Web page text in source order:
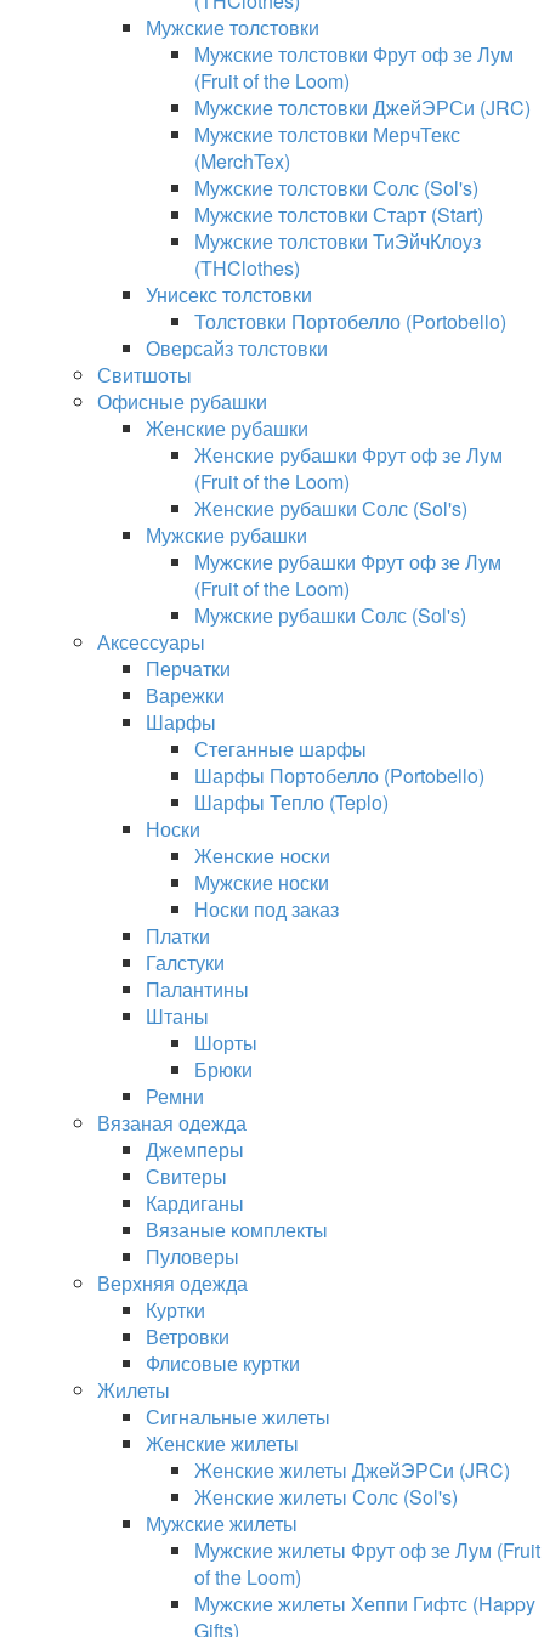
Мужские толстовки
Мужские толстовки Фрут оф зе Лум
(Fruit of the Loom)
Мужские толстовки ДжейЭРСи (JRC)
Мужские толстовки МерчТекс
(MerchTex)
Мужские толстовки Солс (Sol's)
Мужские толстовки Старт (Start)
Мужские толстовки ТиЭйчКлоуз
(THClothes)
Унисекс толстовки
Толстовки Портобелло (Portobello)
Оверсайз толстовки
Свитшоты
Офисные рубашки
Женские рубашки
Женские рубашки Фрут оф зе Лум
(Fruit of the Loom)
Женские рубашки Солс (Sol's)
Мужские рубашки
Мужские рубашки Фрут оф зе Лум
(Fruit of the Loom)
Мужские рубашки Солс (Sol's)
Аксессуары
Перчатки
Варежки
Шарфы
Стеганные шарфы
Шарфы Портобелло (Portobello)
Шарфы Тепло (Teplo)
Носки
Женские носки
Мужские носки
Носки под заказ
Платки
Галстуки
Палантины
Штаны
Шорты
Брюки
Ремни
Вязаная одежда
Джемперы
Свитеры
Кардиганы
Вязаные комплекты
Пуловеры
Верхняя одежда
Куртки
Ветровки
Флисовые куртки
Жилеты
Сигнальные жилеты
Женские жилеты
Женские жилеты ДжейЭРСи (JRC)
Женские жилеты Солс (Sol's)
Мужские жилеты
Мужские жилеты Фрут оф зе Лум (Fruit
of the Loom)
Мужские жилеты Хеппи Гифтс (Happy
Gifts)